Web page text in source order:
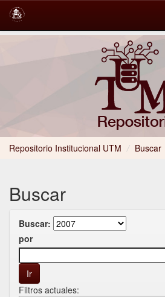
Repositorio Institucional UTM / Buscar
Buscar
Buscar:
por
Filtros actuales: